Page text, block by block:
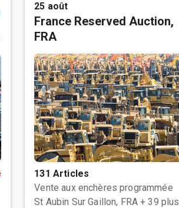
25 août
France Reserved Auction,
FRA
131 Articles
Vente aux enchères programmée
St Aubin Sur Gaillon, FRA + 39 plus